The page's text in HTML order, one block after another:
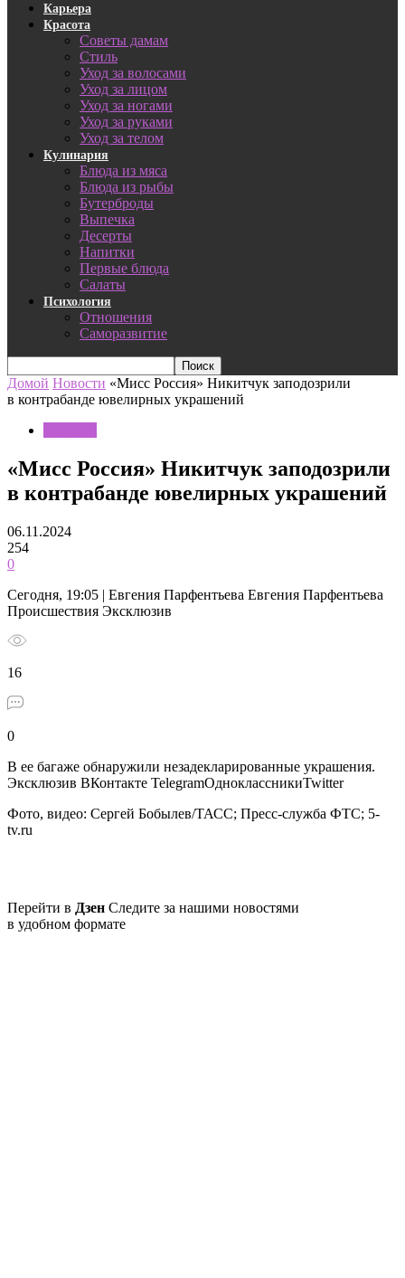
Карьера
Красота
Советы дамам
Стиль
Уход за волосами
Уход за лицом
Уход за ногами
Уход за руками
Уход за телом
Кулинария
Блюда из мяса
Блюда из рыбы
Бутерброды
Выпечка
Десерты
Напитки
Первые блюда
Салаты
Психология
Отношения
Саморазвитие
Домой Новости «Мисс Россия» Никитчук заподозрили
в контрабанде ювелирных украшений
«Мисс Россия» Никитчук заподозрили
в контрабанде ювелирных украшений
06.11.2024
254
0
Сегодня, 19:05 | Евгения Парфентьева Евгения Парфентьева
Происшествия Эксклюзив
16
0
В ее багаже обнаружили незадекларированные украшения.
Эксклюзив ВКонтакте TelegramОдноклассникиTwitter
Фото, видео: Сергей Бобылев/ТАСС; Пресс-служба ФТС; 5-
tv.ru
Перейти в Дзен Следите за нашими новостями
в удобном формате